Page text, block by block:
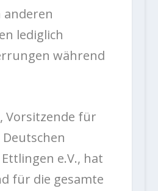
anderen
lediglich
während
Vorsitzende für
e.V., hat
für die gesamte